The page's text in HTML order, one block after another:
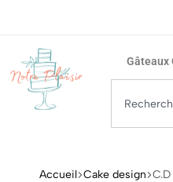
Gâteaux
Accueil Cake design